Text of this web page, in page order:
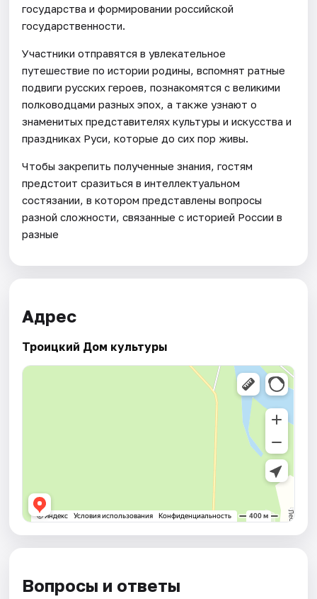
государства и формировании российской
государственности.
Участники отправятся в увлекательное
путешествие по истории родины, вспомнят ратные
подвиги русских героев, познакомятся с великими
полководцами разных эпох, а также узнают о
знаменитых представителях культуры и искусства и
праздниках Руси, которые до сих пор живы.
Чтобы закрепить полученные знания, гостям
предстоит сразиться в интеллектуальном
состязании, в котором представлены вопросы
разной сложности, связанные с историей России в
разные
Адрес
Троицкий Дом культуры
Вопросы и ответы